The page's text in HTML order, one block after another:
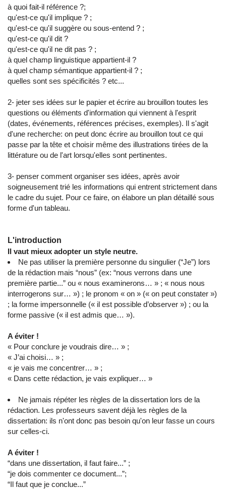
à quoi fait-il référence ?;
qu'est-ce qu'il implique ? ;
qu'est-ce qu'il suggère ou sous-entend ? ;
qu'est-ce qu'il dit ?
qu'est-ce qu'il ne dit pas ? ;
à quel champ linguistique appartient-il ?
à quel champ sémantique appartient-il ? ;
quelles sont ses spécificités ? etc...
2- jeter ses idées sur le papier et écrire au brouillon toutes les
questions ou éléments d'information qui viennent à l'esprit
(dates, événements, références précises, exemples). Il s'agit
d'une recherche: on peut donc écrire au brouillon tout ce qui
passe par la tête et choisir même des illustrations tirées de la
littérature ou de l'art lorsqu'elles sont pertinentes.
3- penser comment organiser ses idées, après avoir
soigneusement trié les informations qui entrent strictement dans
le cadre du sujet. Pour ce faire, on élabore un plan détaillé sous
forme d'un tableau.
L'introduction
Il vaut mieux adopter un style neutre.
Ne pas utiliser la première personne du singulier (“Je”) lors
de la rédaction mais “nous” (ex: “nous verrons dans une
première partie...” ou « nous examinerons… » ; « nous nous
interrogerons sur… ») ; le pronom « on » (« on peut constater »)
; la forme impersonnelle (« il est possible d’observer ») ; ou la
forme passive (« il est admis que… »).
A éviter !
« Pour conclure je voudrais dire… » ;
« J’ai choisi… » ;
« je vais me concentrer… » ;
« Dans cette rédaction, je vais expliquer… »
Ne jamais répéter les règles de la dissertation lors de la
rédaction. Les professeurs savent déjà les règles de la
dissertation: ils n'ont donc pas besoin qu'on leur fasse un cours
sur celles-ci.
A éviter !
“dans une dissertation, il faut faire...” ;
“je dois commenter ce document...”;
“Il faut que je conclue...”